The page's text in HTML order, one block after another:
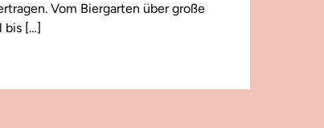
Vom Biergarten über große
bis […]